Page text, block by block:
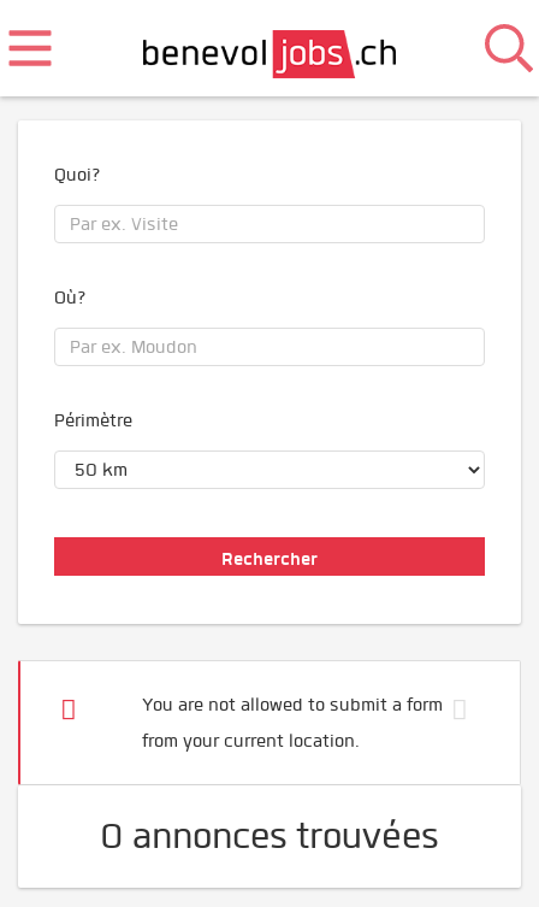
Quoi?
Où?
Périmètre
You are not allowed to submit a form
from your current location.
0 annonces trouvées